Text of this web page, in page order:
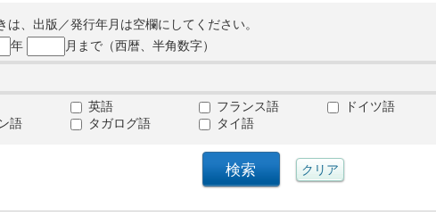
、出版／発行年月は空欄にしてください。
年 月まで（西暦、半角数字）
英語 フランス語 ドイツ語
語 タガログ語 タイ語